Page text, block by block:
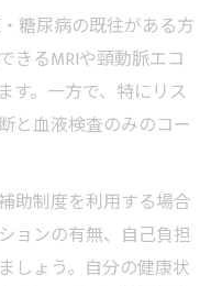
糖尿病の既往がある方
きるMRIや頸動脈エコ
す。一方で、特にリス
と血液検査のみのコー
助制度を利用する場合
ョンの有無、自己負担
しょう。自分の健康状